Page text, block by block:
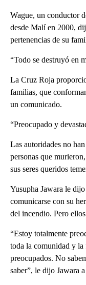
Wague, un conductor
desde Malí en 2000,
pertenencias de su
“Todo se destruyó en
La Cruz Roja
familias, que
un comunicado.
“Preocupado y
Las autoridades no
personas que
sus seres queridos
Yusupha Jawara le
comunicarse con su
del incendio. Pero
“Estoy totalmente
toda la comunidad y la
preocupados. No
saber”, le dijo Jawara